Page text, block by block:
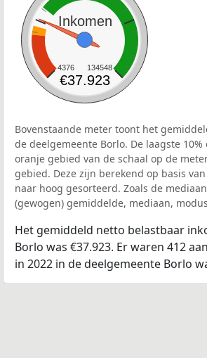
Inkomen
4376 134548
€37.923
Bovenstaande meter toont het
de deelgemeente Borlo. De laagste
oranje gebied van de schaal op de
gebied. Deze zijn berekend op basis
naar hoog gesorteerd. Zoals de
(gewogen) gemiddelde, mediaan,
Het gemiddeld netto belastbaar
Borlo was €37.923. Er waren 412
in 2022 in de deelgemeente Borlo